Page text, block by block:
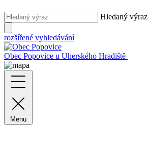
Hledaný výraz
rozšířené vyhledávání
Obec Popovice u Uherského Hradiště
Menu